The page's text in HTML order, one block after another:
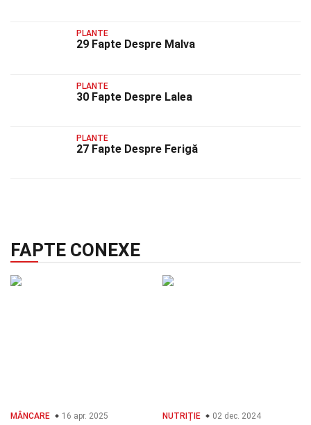
PLANTE
29 Fapte Despre Malva
PLANTE
30 Fapte Despre Lalea
PLANTE
27 Fapte Despre Ferigă
FAPTE CONEXE
MÂNCARE 16 apr. 2025 NUTRIȚIE 02 dec. 2024